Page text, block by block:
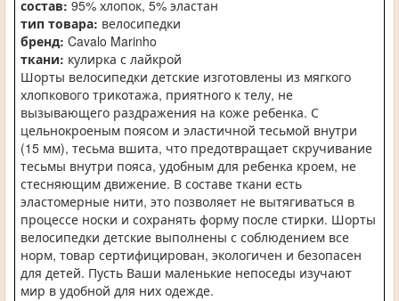
состав: 95% хлопок, 5% эластан
тип товара: велосипедки
бренд: Cavalo Marinho
ткани: кулирка с лайкрой
Шорты велосипедки детские изготовлены из мягкого
хлопкового трикотажа, приятного к телу, не
вызывающего раздражения на коже ребенка. С
цельнокроеным поясом и эластичной тесьмой внутри
(15 мм), тесьма вшита, что предотвращает скручивание
тесьмы внутри пояса, удобным для ребенка кроем, не
стесняющим движение. В составе ткани есть
эластомерные нити, это позволяет не вытягиваться в
процессе носки и сохранять форму после стирки. Шорты
велосипедки детские выполнены с соблюдением все
норм, товар сертифицирован, экологичен и безопасен
для детей. Пусть Ваши маленькие непоседы изучают
мир в удобной для них одежде.